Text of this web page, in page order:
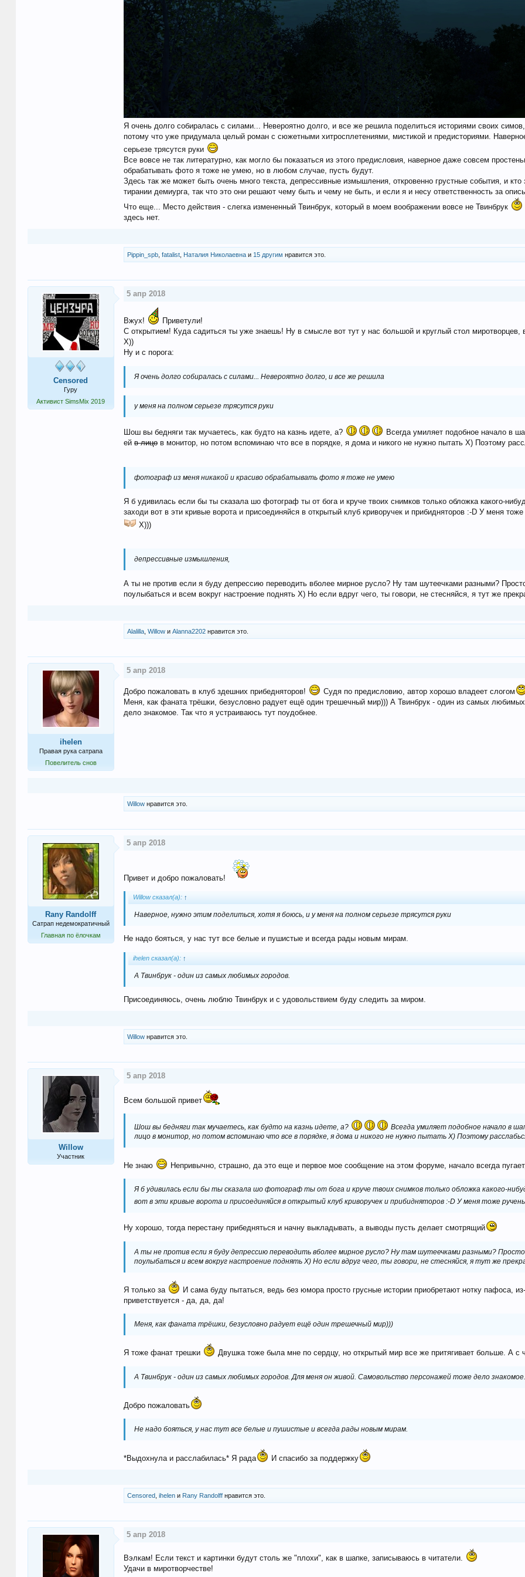
Я очень долго собиралась с силами... Невероятно долго, и все же решила поделиться историями своих
потому что уже придумала целый роман с сюжетными хитросплетениями, мистикой и предисториями.
серьезе трясутся руки
Все вовсе не так литературно, как могло бы показаться из этого предисловия, наверное даже совсем
обрабатывать фото я тоже не умею, но в любом случае, пусть будут.
Здесь так же может быть очень много текста, депрессивные измышления, откровенно грустные события, и
тирании демиурга, так что это они решают чему быть и чему не быть, и если я и несу ответственность за
Что еще... Место действия - слегка измененный Твинбрук, который в моем воображении вовсе не Твинбрук
здесь нет.
Pippin_spb, fatalist, Наталия Николаевнаи 15 другим нравится это.
Censored
Гуру
Активист SimsMix 2019
5 апр 2018
Вжух!
Приветули!
С открытием! Куда садиться ты уже знаешь! Ну в смысле вот тут у нас большой и круглый стол
Х))
Ну и с порога:
Я очень долго собиралась с силами... Невероятно долго, и все же решила
у меня на полном серьезе трясутся руки
Шош вы бедняги так мучаетесь, как будто на казнь идете, а?
Всегда умиляет подобное начало в
ейв лицов монитор, но потом вспоминаю что все в порядке, я дома и никого не нужно пытать Х) Поэтому
фотограф из меня никакой и красиво обрабатывать фото я тоже не умею
Я б удивилась если бы ты сказала шо фотограф ты от бога и круче твоих снимков только обложка какого-
заходи вот в эти кривые ворота и присоединяйся в открытый клуб криворучек и прибидняторов :-D У меня
Х)))
депрессивные измышления,
А ты не против если я буду депрессию переводить вболее мирное русло? Ну там шутеечками разными?
поулыбаться и всем вокруг настроение поднять Х) Но если вдруг чего, ты говори, не стесняйся, я тут же
Alalilla, Willowи Alanna2202нравится это.
ihelen
Правая рука сатрапа
Повелитель снов
5 апр 2018
Добро пожаловать в клуб здешних прибедняторов!
Судя по предисловию, автор хорошо владеет слогом
Меня, как фаната трёшки, безусловно радует ещё один трешечный мир))) А Твинбрук - один из самых
дело знакомое. Так что я устраиваюсь тут поудобнее.
Willowнравится это.
Rany Randolff
Сатрап недемократичный
Главная по ёлочкам
5 апр 2018
Привет и добро пожаловать!
Willow сказал(а): ↑
Наверное, нужно этим поделиться, хотя я боюсь, и у меня на полном серьезе трясутся руки
Не надо бояться, у нас тут все белые и пушистые и всегда рады новым мирам.
ihelen сказал(а): ↑
А Твинбрук - один из самых любимых городов.
Присоединяюсь, очень люблю Твинбрук и с удовольствием буду следить за миром.
Willowнравится это.
Willow
Участник
5 апр 2018
Всем большой привет
Шош вы бедняги так мучаетесь, как будто на казнь идете, а?
Всегда умиляет подобное начало в
лицо в монитор, но потом вспоминаю что все в порядке, я дома и никого не нужно пытать Х) Поэтому
Не знаю Непривычно, страшно, да это еще и первое мое сообщение на этом форуме, начало всегда
Я б удивилась если бы ты сказала шо фотограф ты от бога и круче твоих снимков только обложка какого-
вот в эти кривые ворота и присоединяйся в открытый клуб криворучек и прибидняторов :-D У меня тоже
Ну хорошо, тогда перестану прибедняться и начну выкладывать, а выводы пусть делает смотрящий
А ты не против если я буду депрессию переводить вболее мирное русло? Ну там шутеечками разными?
поулыбаться и всем вокруг настроение поднять Х) Но если вдруг чего, ты говори, не стесняйся, я тут же
Я только за
И сама буду пытаться, ведь без юмора просто грусные истории приобретают нотку пафоса,
приветствуется - да, да, да!
Меня, как фаната трёшки, безусловно радует ещё один трешечный мир)))
Я тоже фанат трешки Двушка тоже была мне по сердцу, но открытый мир все же притягивает больше. А с
А Твинбрук - один из самых любимых городов. Для меня он живой. Самовольство персонажей тоже дело
Добро пожаловать
Не надо бояться, у нас тут все белые и пушистые и всегда рады новым мирам.
*Выдохнула и расслабилась* Я рада И спасибо за поддержку
Censored, ihelenи Rany Randolffнравится это.
5 апр 2018
Вэлкам! Если текст и картинки будут столь же "плохи", как в шапке, записываюсь в читатели.
Удачи в миротворчестве!